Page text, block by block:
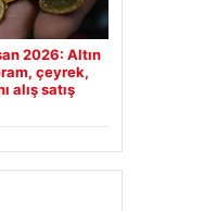
2026: Altın
çeyrek,
alış satış